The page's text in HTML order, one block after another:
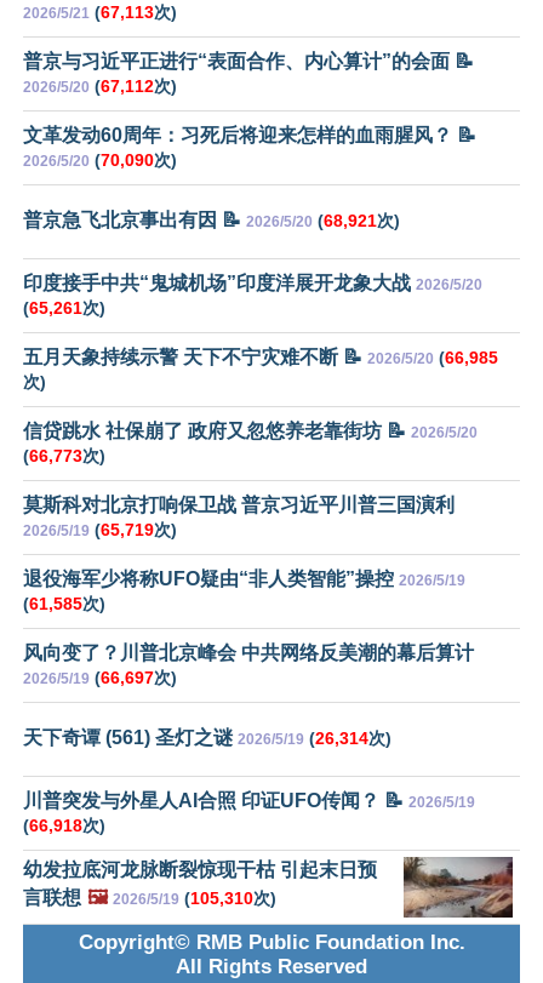
2026/5/21 (67,113次)
普京与习近平正进行“表面合作、内心算计”的会面 📝
2026/5/20 (67,112次)
文革发动60周年：习死后将迎来怎样的血雨腥风？ 📝
2026/5/20 (70,090次)
普京急飞北京事出有因 📝 2026/5/20 (68,921次)
印度接手中共“鬼城机场”印度洋展开龙象大战 2026/5/20
(65,261次)
五月天象持续示警 天下不宁灾难不断 📝 2026/5/20 (66,985
次)
信贷跳水 社保崩了 政府又忽悠养老靠街坊 📝 2026/5/20
(66,773次)
莫斯科对北京打响保卫战 普京习近平川普三国演利
2026/5/19 (65,719次)
退役海军少将称UFO疑由“非人类智能”操控 2026/5/19
(61,585次)
风向变了？川普北京峰会 中共网络反美潮的幕后算计
2026/5/19 (66,697次)
天下奇谭 (561) 圣灯之谜 2026/5/19 (26,314次)
川普突发与外星人AI合照 印证UFO传闻？ 📝 2026/5/19
(66,918次)
幼发拉底河龙脉断裂惊现干枯 引起末日预
言联想 🖼️ 2026/5/19 (105,310次)
Copyright© RMB Public Foundation Inc.
All Rights Reserved